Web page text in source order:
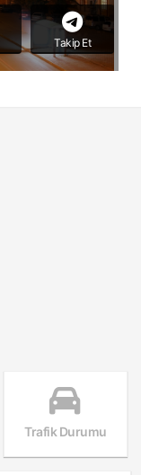
Takip Et
Trafik Durumu